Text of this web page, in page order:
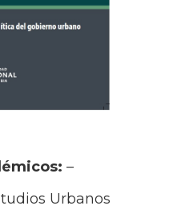
–
Urbanos